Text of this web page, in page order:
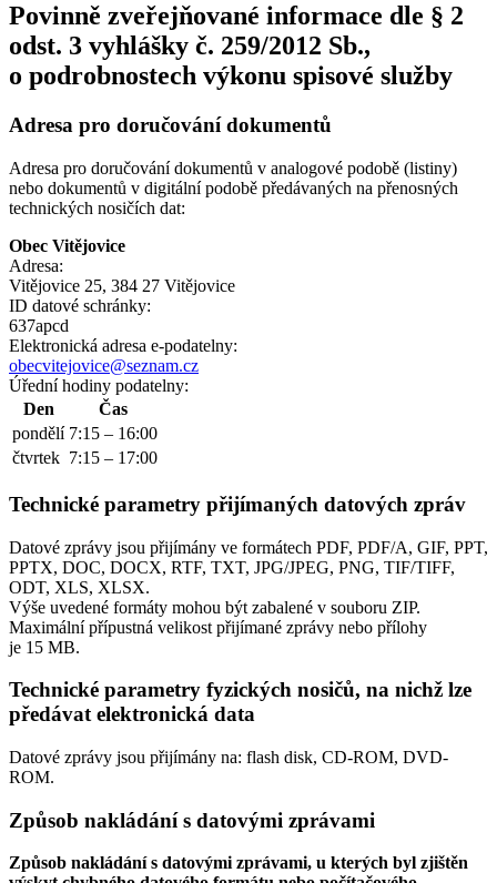
Povinně zveřejňované informace dle § 2
odst. 3 vyhlášky č. 259/2012 Sb.,
o podrobnostech výkonu spisové služby
Adresa pro doručování dokumentů
Adresa pro doručování dokumentů v analogové podobě (listiny)
nebo dokumentů v digitální podobě předávaných na přenosných
technických nosičích dat:
Obec Vitějovice
Adresa:
Vitějovice 25, 384 27 Vitějovice
ID datové schránky:
637apcd
Elektronická adresa e‑podatelny:
obecvitejovice@seznam.cz
Úřední hodiny podatelny:
Den
Čas
pondělí 7:15 – 16:00
čtvrtek 7:15 – 17:00
Technické parametry přijímaných datových zpráv
Datové zprávy jsou přijímány ve formátech PDF, PDF/A, GIF, PPT,
PPTX, DOC, DOCX, RTF, TXT, JPG/JPEG, PNG, TIF/TIFF,
ODT, XLS, XLSX.
Výše uvedené formáty mohou být zabalené v souboru ZIP.
Maximální přípustná velikost přijímané zprávy nebo přílohy
je 15 MB.
Technické parametry fyzických nosičů, na nichž lze
předávat elektronická data
Datové zprávy jsou přijímány na: flash disk, CD-ROM, DVD-
ROM.
Způsob nakládání s datovými zprávami
Způsob nakládání s datovými zprávami, u kterých byl zjištěn